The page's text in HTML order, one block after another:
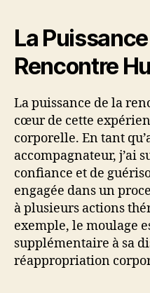
La
Rencontre
La puissance de la
cœur de cette
corporelle. En tant
accompagnateur, j’ai
confiance et de
engagée dans un
à plusieurs actions
exemple, le moulage
supplémentaire à sa
réappropriation